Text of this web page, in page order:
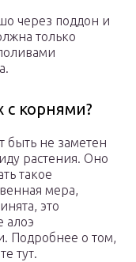
через поддон и
только
с корнями?
быть не заметен
растения. Оно
такое
мера,
это
алоэ
Подробнее о том,
тут.